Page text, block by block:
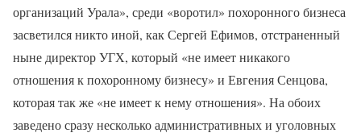
организаций Урала», среди «воротил» похоронного бизнеса
засветился никто иной, как Сергей Ефимов, отстраненный
ныне директор УГХ, который «не имеет никакого
отношения к похоронному бизнесу» и Евгения Сенцова,
которая так же «не имеет к нему отношения». На обоих
заведено сразу несколько административных и уголовных